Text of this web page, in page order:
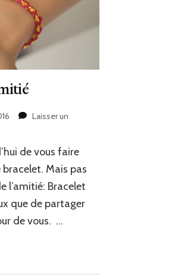
Laisser un
de vous faire
Mais pas
l’amitié: Bracelet
que de partager
de vous. …